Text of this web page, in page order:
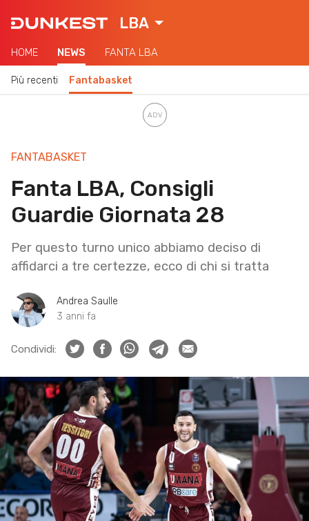
LBA
HOME NEWS FANTA LBA
Più recenti Fantabasket
FANTABASKET
Fanta LBA, Consigli
Guardie Giornata 28
Per questo turno unico abbiamo deciso di
affidarci a tre certezze, ecco di chi si tratta
Andrea Saulle
3 anni fa
Condividi: